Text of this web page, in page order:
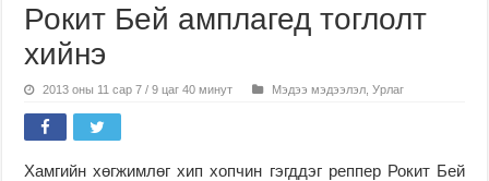
Рокит Бей амплагед тоглолт
хийнэ
2013 оны 11 сар 7 / 9 цаг 40 минут Мэдээ мэдээлэл ,Урлаг
Хамгийн хөгжимлөг хип хопчин гэгддэг реппер Рокит Бей